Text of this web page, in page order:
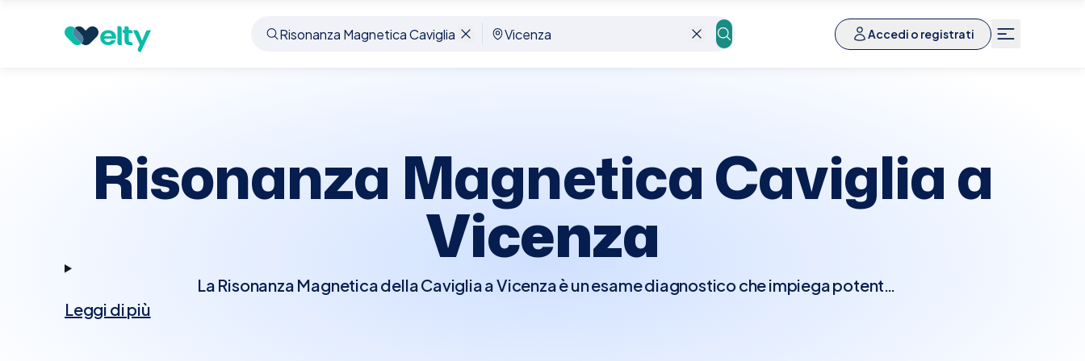
Accedi o registrati
Prenota visita Risonanza Magnetica Caviglia Vicenza
Risonanza Magnetica Caviglia a
Vicenza
La Risonanza Magnetica della Caviglia a Vicenza è un esame diagnostico che impiega potenti
Leggi di più